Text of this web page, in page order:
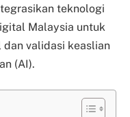
teknologi
Malaysia untuk
validasi keaslian
(AI).